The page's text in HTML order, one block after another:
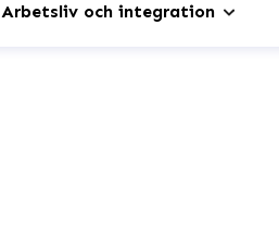
Arbetsliv och integration